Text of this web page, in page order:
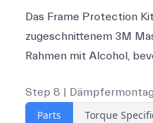
Das Frame Protection
zugeschnittenem 3M
Rahmen mit Alcohol,
Step 8 |
Parts Torque